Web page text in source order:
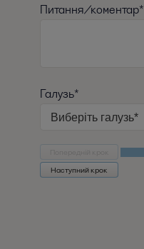
Питання/коментар*
Галузь*
Наступний крок